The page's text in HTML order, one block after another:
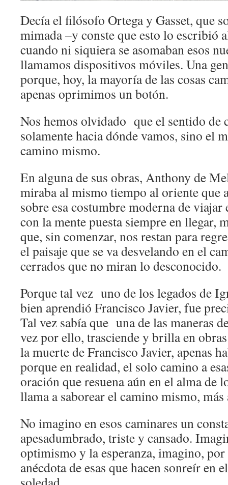
Decía el filósofo Ortega y Gasset, que
mimada –y conste que esto lo escribió
cuando ni siquiera se asomaban esos
llamamos dispositivos móviles. Una
porque, hoy, la mayoría de las cosas
apenas oprimimos un botón.
Nos hemos olvidado que el sentido de
solamente hacia dónde vamos, sino el
camino mismo.
En alguna de sus obras, Anthony de
miraba al mismo tiempo al oriente que
sobre esa costumbre moderna de
con la mente puesta siempre en llegar,
que, sin comenzar, nos restan para
el paisaje que se va desvelando en el
cerrados que no miran lo desconocido.
Porque tal vez uno de los legados de
bien aprendió Francisco Javier, fue
Tal vez sabía que una de las maneras
vez por ello, trasciende y brilla en
la muerte de Francisco Javier, apenas
porque en realidad, el solo camino a
oración que resuena aún en el alma de
llama a saborear el camino mismo,
No imagino en esos caminares un
apesadumbrado, triste y cansado.
optimismo y la esperanza, imagino,
anécdota de esas que hacen sonreír en